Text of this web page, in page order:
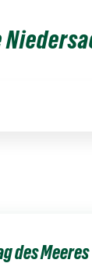
des Meeres